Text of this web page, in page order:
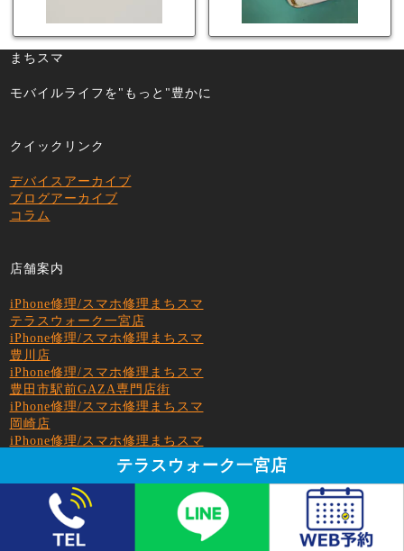
まちスマ
モバイルライフを"もっと"豊かに
クイックリンク
デバイスアーカイブ
ブログアーカイブ
コラム
店舗案内
iPhone修理/スマホ修理まちスマ
テラスウォーク一宮店
iPhone修理/スマホ修理まちスマ
豊川店
iPhone修理/スマホ修理まちスマ
豊田市駅前GAZA専門店街
iPhone修理/スマホ修理まちスマ
岡崎店
iPhone修理/スマホ修理まちスマ
iPhone修理/スマホ修理まちスマ
ドン・キホーテUNY小牧店
iPhone修理/スマホ修理まちスマ
イオン春日井店
テラスウォーク一宮店